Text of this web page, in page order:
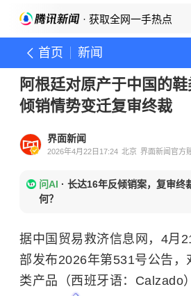
· 获取全网一手热点
首页 新闻
阿根廷对原产于中国的
倾销情势变迁复审终裁
界面新闻
2026年4月22日17:24 北京 界面新闻官方
问AI · 长达16年反倾销案，复审终
何？
据中国贸易救济信息网，4月
部发布2026年第531号公告，
类产品（西班牙语：Calzado